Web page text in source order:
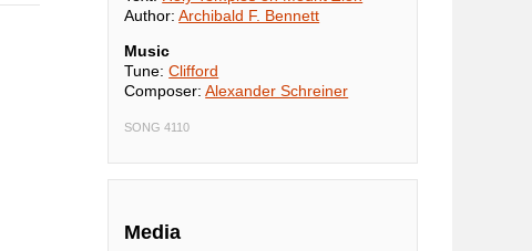
Author:Archibald F. Bennett
Music
Tune:Clifford
Composer:Alexander Schreiner
SONG 4110
Media